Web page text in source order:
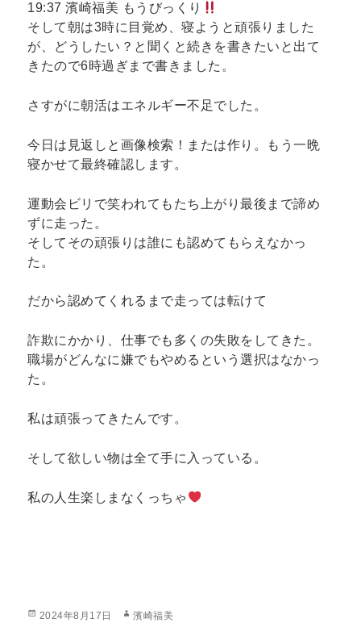
19:37 濱崎福美 もうびっくり
そして朝は3時に目覚め、寝ようと頑張りました
が、どうしたい？と聞くと続きを書きたいと出て
きたので6時過ぎまで書きました。
さすがに朝活はエネルギー不足でした。
今日は見返しと画像検索！または作り。もう一晩
寝かせて最終確認します。
運動会ビリで笑われてもたち上がり最後まで諦め
ずに走った。
そしてその頑張りは誰にも認めてもらえなかっ
た。
だから認めてくれるまで走っては転けて
詐欺にかかり、仕事でも多くの失敗をしてきた。
職場がどんなに嫌でもやめるという選択はなかっ
た。
私は頑張ってきたんです。
そして欲しい物は全て手に入っている。
私の人生楽しまなくっちゃ
投
2024年8月17日
作
濱崎福美